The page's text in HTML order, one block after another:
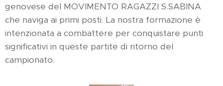
genovese del MOVIMENTO RAGAZZI S.SABINA
che naviga ai primi posti. La nostra formazione è
intenzionata a combattere per conquistare punti
significativi in queste partite di ritorno del
campionato.